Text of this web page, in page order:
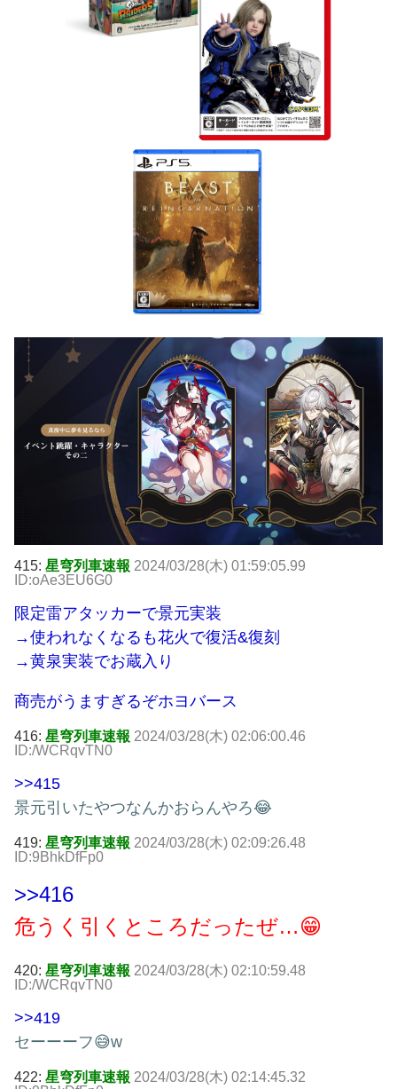
415: 星穹列車速報 2024/03/28(木) 01:59:05.99
ID:oAe3EU6G0
限定雷アタッカーで景元実装
→使われなくなるも花火で復活&復刻
→黄泉実装でお蔵入り
商売がうますぎるぞホヨバース
416: 星穹列車速報 2024/03/28(木) 02:06:00.46
ID:/WCRqvTN0
>>415
景元引いたやつなんかおらんやろ😂
419: 星穹列車速報 2024/03/28(木) 02:09:26.48
ID:9BhkDfFp0
>>416
危うく引くところだったぜ…😁
420: 星穹列車速報 2024/03/28(木) 02:10:59.48
ID:/WCRqvTN0
>>419
セーーーフ😅w
422: 星穹列車速報 2024/03/28(木) 02:14:45.32